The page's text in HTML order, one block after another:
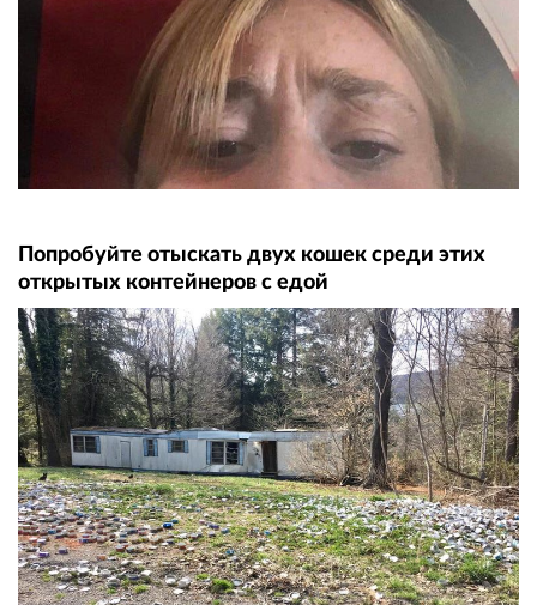
Попробуйте отыскать двух кошек среди этих
открытых контейнеров с едой